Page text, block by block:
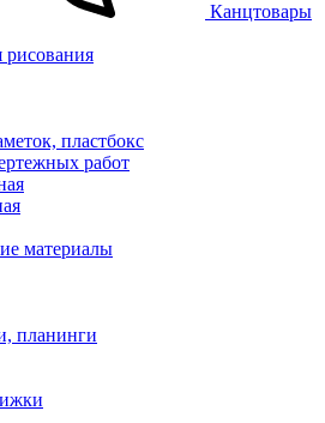
Канцтовары
пластбокс
работ
материалы
планинги